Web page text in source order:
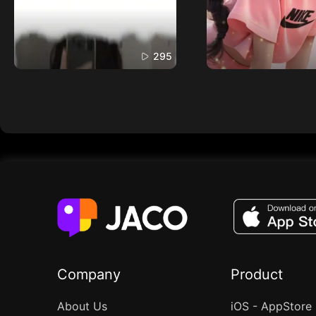
295
Company
About Us
Product
iOS - AppStore